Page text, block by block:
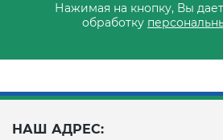
Нажимая на кнопку, Вы
обработку
НАШ АДРЕС: